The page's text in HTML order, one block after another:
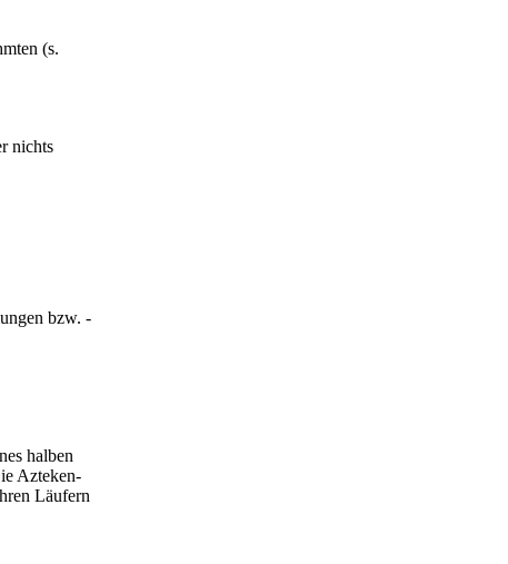
(s.
nichts
bzw. -
halben
Azteken-
Läufern